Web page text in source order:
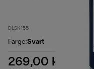
DLSK155
Farge:Svart
269,00 kr